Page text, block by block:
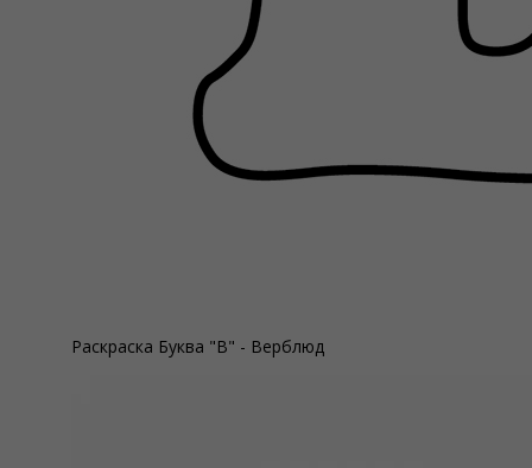
Раскраска Буква "В" - Верблюд